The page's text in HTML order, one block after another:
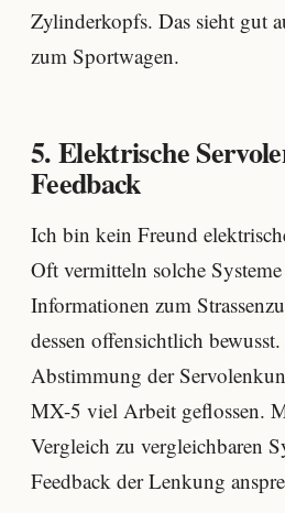
Zylinderkopfs. Das sieht gut
zum Sportwagen.
5. Elektrische
Feedback
Ich bin kein Freund
Oft vermitteln solche
Informationen zum
dessen offensichtlich
Abstimmung der
MX-5 viel Arbeit geflossen.
Vergleich zu vergleichbaren
Feedback der Lenkung